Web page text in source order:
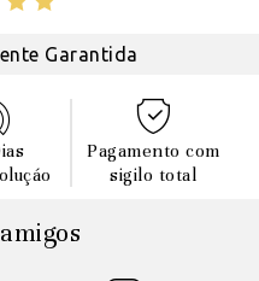
Garantida
Pagamento com
sigilo total